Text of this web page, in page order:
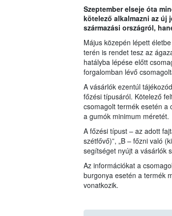
Szeptember elseje óta
kötelező alkalmazni az új
származási országról,
Május közepén lépett
terén is rendet tesz az
hatályba lépése előtt
forgalomban lévő
A vásárlók ezentúl
főzési típusáról. Kötelező
csomagolt termék esetén a
a gumók minimum méretét.
A főzési típust – az adott
szétfővő)”, „B – főzni való
segítséget nyújt a vásárlók
Az információkat a
burgonya esetén a termék
vonatkozik.